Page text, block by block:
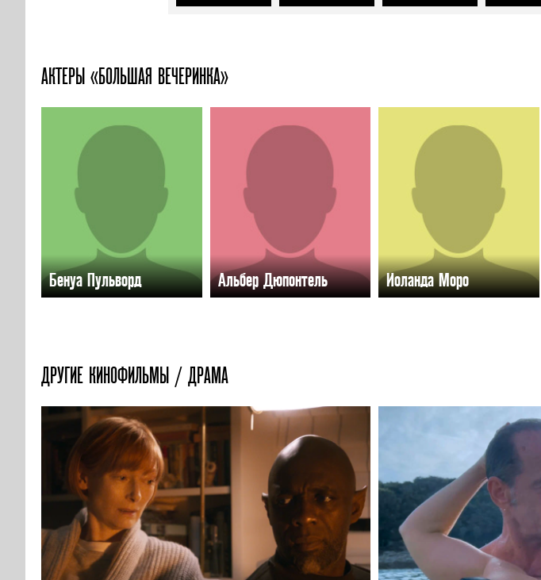
АКТЕРЫ «БОЛЬШАЯ ВЕЧЕРИНКА»
Бенуа Пульворд Альбер Дюпонтель Иоланда Моро
ДРУГИЕ КИНОФИЛЬМЫ / ДРАМА